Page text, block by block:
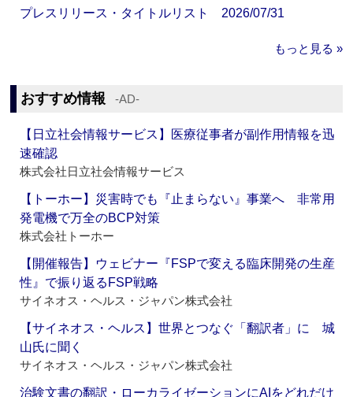
プレスリリース・タイトルリスト 2026/07/31
もっと見る »
おすすめ情報 ‐AD‐
【日立社会情報サービス】医療従事者が副作用情報を迅
速確認
株式会社日立社会情報サービス
【トーホー】災害時でも『止まらない』事業へ 非常用
発電機で万全のBCP対策
株式会社トーホー
【開催報告】ウェビナー『FSPで変える臨床開発の生産
性』で振り返るFSP戦略
サイネオス・ヘルス・ジャパン株式会社
【サイネオス・ヘルス】世界とつなぐ「翻訳者」に 城
山氏に聞く
サイネオス・ヘルス・ジャパン株式会社
治験文書の翻訳・ローカライゼーションにAIをどれだけ